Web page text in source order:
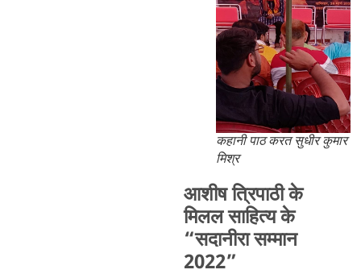
कहानी पाठ करत सुधीर कुमार
मिश्र
आशीष त्रिपाठी के
मिलल साहित्य के
“सदानीरा सम्मान
2022”